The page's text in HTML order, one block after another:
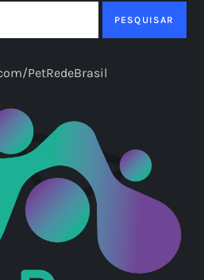
PESQUISAR
PetRedeBrasil